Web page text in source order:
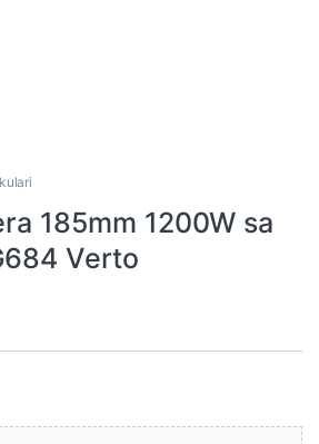
185mm 1200W sa
Verto